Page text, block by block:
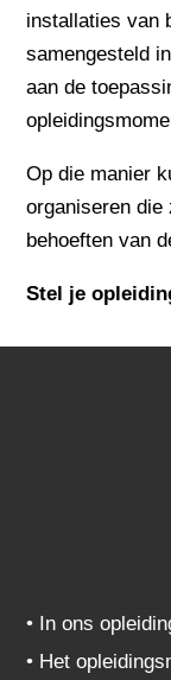
installaties van
samengesteld
aan de
Op die manier
organiseren die
behoeften van
Stel je
• In ons
• Het